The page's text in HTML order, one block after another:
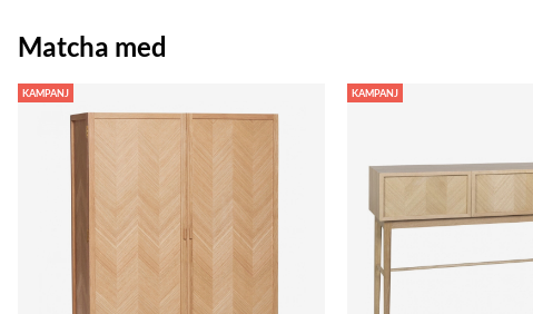
Matcha med
KAMPANJ KAMPANJ